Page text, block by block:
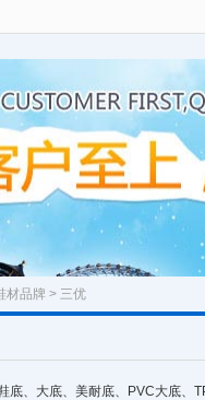
材品牌 > 三优
底、大底、美耐底、PVC大底、